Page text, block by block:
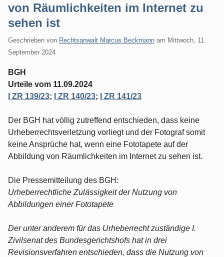
von Räumlichkeiten im Internet zu
sehen ist
Geschrieben von Rechtsanwalt Marcus Beckmann am Mittwoch, 11.
September 2024
BGH
Urteile vom 11.09.2024
I ZR 139/23; I ZR 140/23; I ZR 141/23
Der BGH hat völlig zutreffend entschieden, dass keine
Urheberrechtsverletzung vorliegt und der Fotograf somit
keine Ansprüche hat, wenn eine Fototapete auf der
Abbildung von Räumlichkeiten im Internet zu sehen ist.
Die Pressemitteilung des BGH:
Urheberrechtliche Zulässigkeit der Nutzung von
Abbildungen einer Fototapete
Der unter anderem für das Urheberrecht zuständige I.
Zivilsenat des Bundesgerichtshofs hat in drei
Revisionsverfahren entschieden, dass die Nutzung von